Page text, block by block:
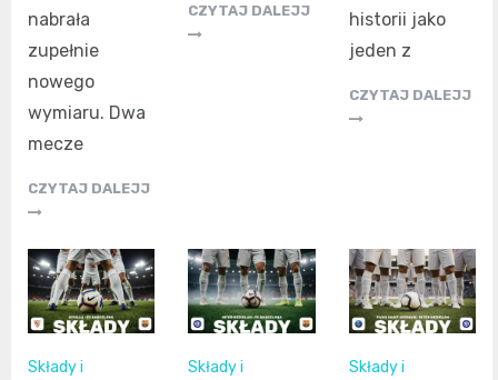
nabrała
zupełnie
nowego
wymiaru. Dwa
mecze
CZYTAJ DALEJJ
CZYTAJ DALEJJ
historii jako
jeden z
CZYTAJ DALEJJ
Składy i
Składy i
Składy i